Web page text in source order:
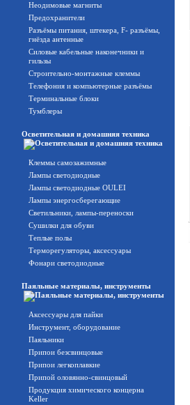
Неодимовые магниты
Предохранители
Разъёмы питания, штекера, F- разъёмы,
гнёзда антенные
Силовые кабельные наконечники и
гильзы
Строительно-монтажные клеммы
Телефония и компьютерные разъёмы
Терминальные блоки
Тумблеры
Осветительная и домашняя техника
Клеммы самозажимные
Лампы светодиодные
Лампы светодиодные OULEI
Лампы энергосберегающие
Светильники, лампы-переноски
Сушилки для обуви
Теплые полы
Терморегуляторы, аксессуары
Фонари светодиодные
Паяльные материалы, инструменты
Аксессуары для пайки
Инструмент, оборудование
Паяльники
Припои безсвинцовые
Припои легкоплавкие
Припой оловянно-свинцовый
Продукция химического концерна
Keller